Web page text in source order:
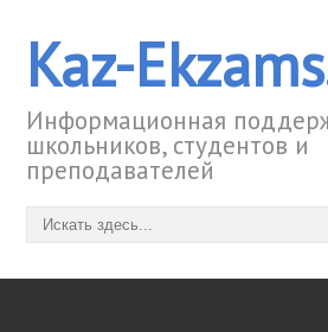
Kaz-
Информационная
школьников, студентов и
преподавателей